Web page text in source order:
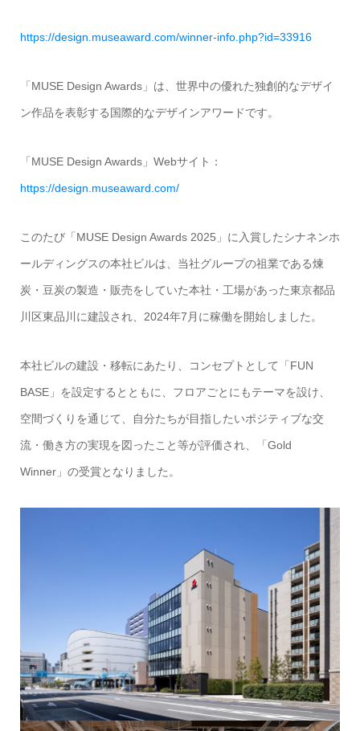
https://design.museaward.com/winner-info.php?id=33916
「MUSE Design Awards」は、世界中の優れた独創的なデザイ
ン作品を表彰する国際的なデザインアワードです。
「MUSE Design Awards」Webサイト：
https://design.museaward.com/
このたび「MUSE Design Awards 2025」に入賞したシナネンホ
ールディングスの本社ビルは、当社グループの祖業である煉
炭・豆炭の製造・販売をしていた本社・工場があった東京都品
川区東品川に建設され、2024年7月に稼働を開始しました。
本社ビルの建設・移転にあたり、コンセプトとして「FUN
BASE」を設定するとともに、フロアごとにもテーマを設け、
空間づくりを通じて、自分たちが目指したいポジティブな交
流・働き方の実現を図ったこと等が評価され、「Gold
Winner」の受賞となりました。